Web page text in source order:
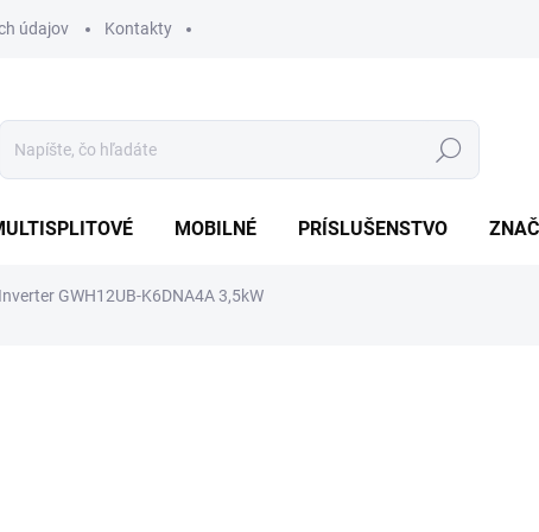
údajov Kontakty
Hľadať
MOBILNÉ PRÍSLUŠENSTVO
GWH12UB-K6DNA4A 3,5kW